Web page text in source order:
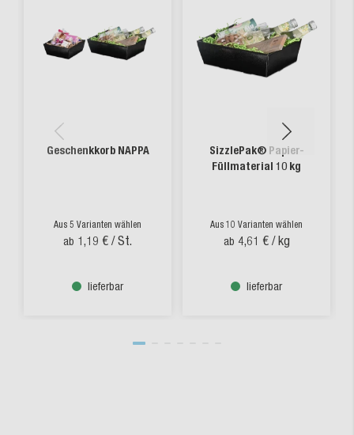
Geschenkkorb NAPPA
Aus 5 Varianten wählen
ab 1,19 € / St.
lieferbar
SizzlePak® Papier-
Füllmaterial 10 kg
Aus 10 Varianten wählen
ab 4,61 € / kg
lieferbar